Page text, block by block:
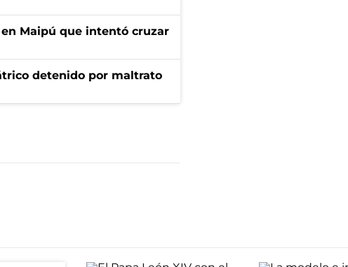
Maipú que intentó cruzar
detenido por maltrato